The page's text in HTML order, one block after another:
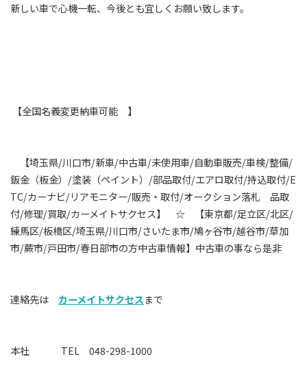
新しい車で心機一転、今後とも宜しくお願い致します。
【全国名義変更納車可能 】
【埼玉県/川口市/新車/中古車/未使用車/自動車販売/車検/整備/
鈑金（板金） /塗装（ペイント） /部品取付/エアロ取付/持込取付/E
TC/カーナビ/リアモニター/販売・取付/オークション落札 品取
付/修理/買取/カーメイトサクセス】 ☆ 【東京都/足立区/北区/
練馬区/板橋区/埼玉県/川口市/さいたま市/鳩ヶ谷市/越谷市/草加
市/蕨市/戸田市/春日部市の方中古車情報】中古車の事なら是非
連絡先は カーメイトサクセスまで
本社 TEL 048-298-1000